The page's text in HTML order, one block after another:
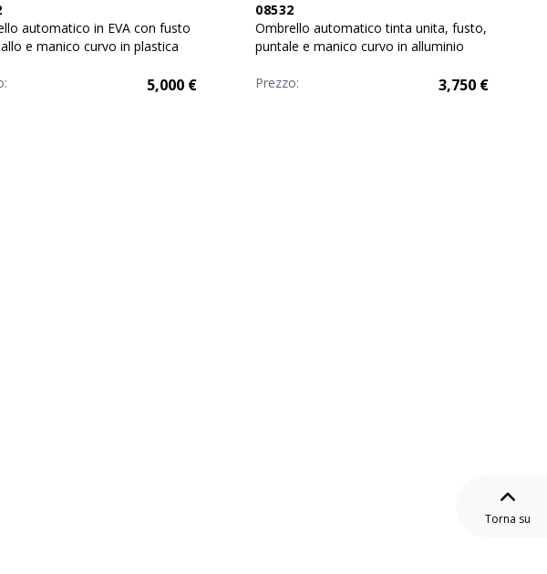
automatico in EVA con fusto
e manico curvo in plastica
5,000€
08532
Ombrello automatico tinta unita, fusto,
puntale e manico curvo in alluminio
Prezzo: 3,750€
Torna su